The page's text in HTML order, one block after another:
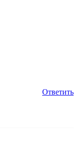
Ответить